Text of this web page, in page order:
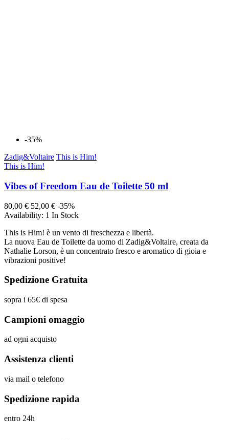
-35%
Zadig&Voltaire This is Him!
This is Him!
Vibes of Freedom Eau de Toilette 50 ml
80,00 € 52,00 € -35%
Availability: 1 In Stock
This is Him! è un vento di freschezza e libertà.
La nuova Eau de Toilette da uomo di Zadig&Voltaire, creata da
Nathalie Lorson, è un concentrato fresco e aromatico di gioia e
vibrazioni positive!
Spedizione Gratuita
sopra i 65€ di spesa
Campioni omaggio
ad ogni acquisto
Assistenza clienti
via mail o telefono
Spedizione rapida
entro 24h